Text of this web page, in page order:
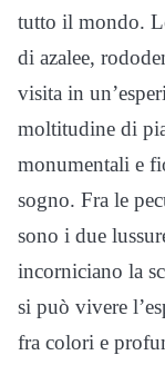
tutto il mondo.
di azalee,
visita in
moltitudine di
monumentali e
sogno. Fra le
sono i due
incorniciano la
si può vivere
fra colori e